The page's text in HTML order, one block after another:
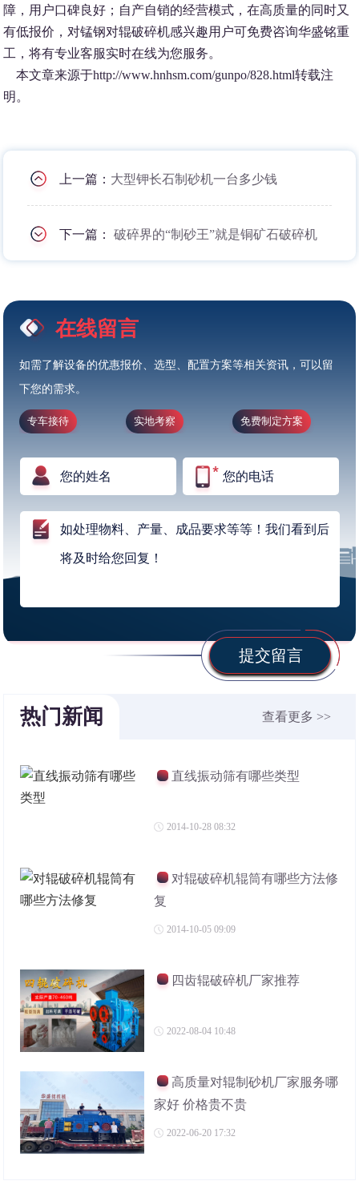
障，用户口碑良好；自产自销的经营模式，在高质量的同时又
有低报价，对锰钢对辊破碎机感兴趣用户可免费咨询华盛铭重
工，将有专业客服实时在线为您服务。
本文章来源于http://www.hnhsm.com/gunpo/828.html转载注
明。
上一篇： 大型钾长石制砂机一台多少钱
下一篇：破碎界的“制砂王”就是铜矿石破碎机
在线留言
如需了解设备的优惠报价、选型、配置方案等相关资讯，可以留
下您的需求。
专车接待 实地考察 免费制定方案
提交留言
热门新闻 查看更多 >>
直线振动筛有哪些类型
2014-10-28 08:32
对辊破碎机辊筒有哪些方法修
复
2014-10-05 09:09
四齿辊破碎机厂家推荐
2022-08-04 10:48
高质量对辊制砂机厂家服务哪
家好 价格贵不贵
2022-06-20 17:32